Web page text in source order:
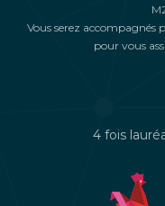
Vous serez accompagnés
pour vous
4 fois